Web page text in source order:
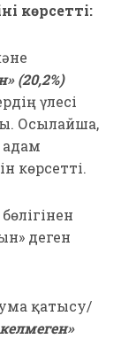
көрсетті:
(20,2%)
үлесі
Осылайша,
адам
көрсетті.
деген
қатысу/